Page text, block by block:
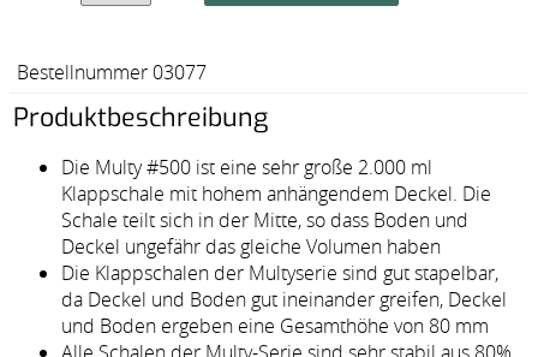
Bestellnummer 03077
Produktbeschreibung
Die Multy #500 ist eine sehr große 2.000 ml
Klappschale mit hohem anhängendem Deckel. Die
Schale teilt sich in der Mitte, so dass Boden und
Deckel ungefähr das gleiche Volumen haben
Die Klappschalen der Multyserie sind gut stapelbar,
da Deckel und Boden gut ineinander greifen, Deckel
und Boden ergeben eine Gesamthöhe von 80 mm